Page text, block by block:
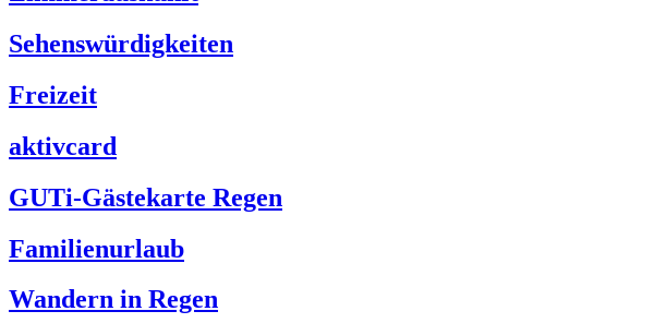
Sehenswürdigkeiten
Freizeit
aktivcard
GUTi-Gästekarte Regen
Familienurlaub
Wandern in Regen